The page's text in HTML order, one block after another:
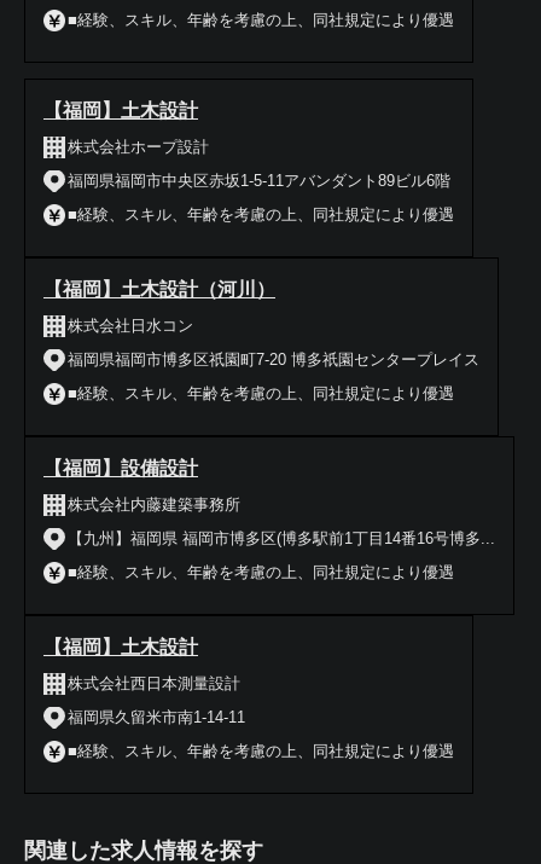
■経験、スキル、年齢を考慮の上、同社規定により優遇
【福岡】土木設計
株式会社ホープ設計
福岡県福岡市中央区赤坂1-5-11アバンダント89ビル6階
■経験、スキル、年齢を考慮の上、同社規定により優遇
【福岡】土木設計（河川）
株式会社日水コン
福岡県福岡市博多区祇園町7-20 博多祇園センタープレイス
■経験、スキル、年齢を考慮の上、同社規定により優遇
【福岡】設備設計
株式会社内藤建築事務所
【九州】福岡県 福岡市博多区(博多駅前1丁目14番16号博多...
■経験、スキル、年齢を考慮の上、同社規定により優遇
【福岡】土木設計
株式会社西日本測量設計
福岡県久留米市南1-14-11
■経験、スキル、年齢を考慮の上、同社規定により優遇
関連した求人情報を探す